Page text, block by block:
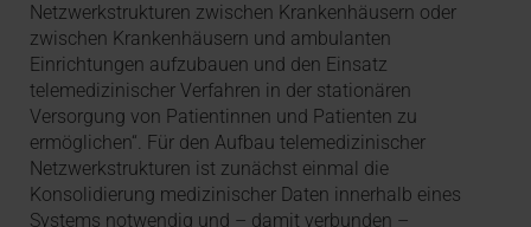
Netzwerkstrukturen zwischen Krankenhäusern oder
zwischen Krankenhäusern und ambulanten
Einrichtungen aufzubauen und den Einsatz
telemedizinischer Verfahren in der stationären
Versorgung von Patientinnen und Patienten zu
ermöglichen“. Für den Aufbau telemedizinischer
Netzwerkstrukturen ist zunächst einmal die
Konsolidierung medizinischer Daten innerhalb eines
Systems notwendig und – damit verbunden –